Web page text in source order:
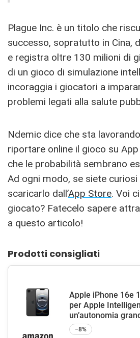
Plague Inc. è un titolo che
successo, sopratutto in Cina,
e registra oltre 130 milioni di
di un gioco di simulazione
incoraggia i giocatori a
problemi legati alla salute
Ndemic dice che sta
riportare online il gioco su
che le probabilità sembrano
Ad ogni modo, se siete
scaricarlo dall’App Store. Voi
giocato? Fatecelo sapere
a questo articolo!
Prodotti consigliati
Apple iPhone 16e
per Apple
un’autonomia
−8%